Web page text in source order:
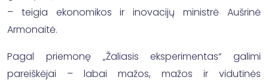
– teigia ekonomikos ir inovacijų ministrė Aušrinė
Armonaitė.
Pagal priemonę „Žaliasis eksperimentas“ galimi
pareiškėjai – labai mažos, mažos ir vidutinės